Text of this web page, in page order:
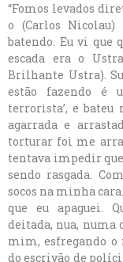
“Fomos levados
o (Carlos
batendo. Eu vi que
escada era o
Brilhante Ustra).
estão fazendo é
terrorista’, e
agarrada e
torturar foi me
tentava impedir
sendo rasgada.
socos na minha
que eu apaguei.
deitada, nua, numa
mim, esfregando o
do escrivão de